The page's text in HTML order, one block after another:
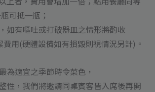
可抵一瓶；
如有嘔吐或打破器皿之情形將酌收
用(硬體設備如有損毀則視情況另計)。
為適宜之季節時令菜色，
性，我們將邀請同桌賓客皆入席後再開